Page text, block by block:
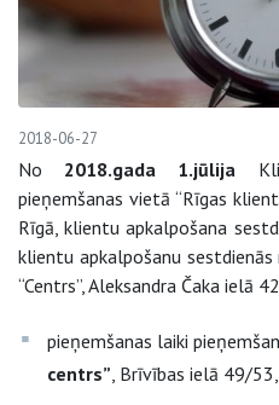
2018-06-27
No 2018.gada 1.jūlija
pieņemšanas vietā “Rīgas
Rīgā, klientu apkalpošana
klientu apkalpošanu
“Centrs”, Aleksandra Čaka ielā
pieņemšanas laiki
centrs”, Brīvības ielā 49/